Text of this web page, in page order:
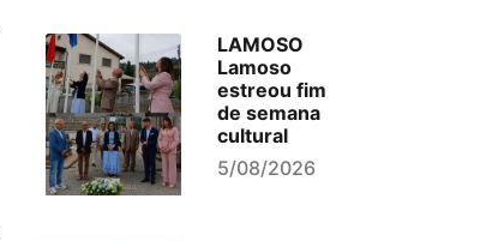
LAMOSO
Lamoso
estreou fim
de semana
cultural
5/08/2026